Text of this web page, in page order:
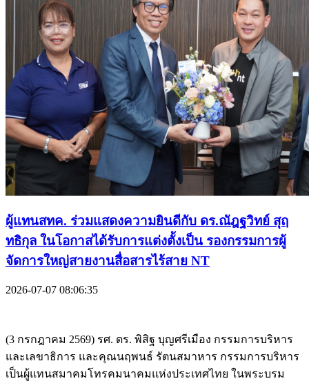
ผู้แทนสทค. ร่วมแสดงความยินดีกับ ดร.ณัฎฐวิทย์ สุฤ
ทธิกุล ในโอกาสได้รับการแต่งตั้งเป็น รองกรรมการผู้
จัดการใหญ่สายงานสื่อสารไร้สาย NT
2026-07-07 08:06:35
(3 กรกฎาคม 2569) รศ. ดร. พิสิฐ บุญศรีเมือง กรรมการบริหาร
และเลขาธิการ และคุณนฤพนธ์ รัตนสมาหาร กรรมการบริหาร
เป็นผู้แทนสมาคมโทรคมนาคมแห่งประเทศไทย ในพระบรม